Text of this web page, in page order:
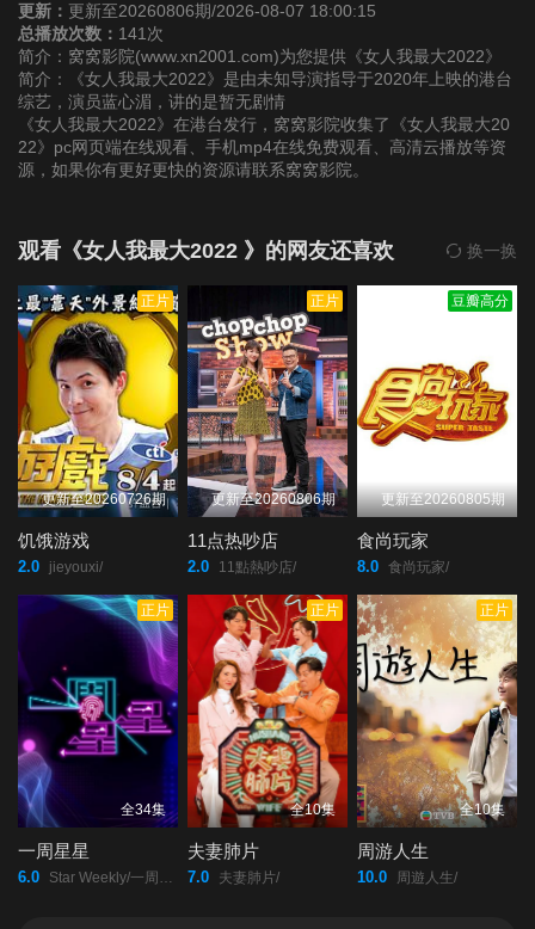
第20220120期 第20220121期 第20220124(微女人)
期
第20220124期 第20220125期 第20220126期
第20220207期 第20220208期 第20220209期
第20220210期 第20220211期 第20220214期
第20220215期 第20220216期 第20220217期
第20220218期 第20220220期 第20220221(微女人)
期
第20220221期 第20220222期 第20220223期
第20220224期 第20220225期 第20220228(微女人)
期
第20220228期 第20220301期 第20220302期
第20220303期 第20220304期 第20220307(微女人)
更新： 更新至20260806期/2026-08-07 18:00:15
总播放次数： 141次
简介：窝窝影院(www.xn2001.com)为您提供《女人我最大2022》
简介：《女人我最大2022》是由未知导演指导于2020年上映的港台
综艺，演员蓝心湄，讲的是暂无剧情
《女人我最大2022》在港台发行，窝窝影院收集了《女人我最大20
22》pc网页端在线观看、手机mp4在线免费观看、高清云播放等资
源，如果你有更好更快的资源请联系窝窝影院。
观看《女人我最大2022 》的网友还喜欢 换一换
正片
更新至20260726期
饥饿游戏
2.0 jieyouxi/
正片
更新至20260806期
11点热吵店
2.0 11點熱吵店/
豆瓣高分
更新至20260805期
食尚玩家
8.0 食尚玩家/
正片
全34集
一周星星
6.0 Star Weekly/一周星星/
正片
全10集
夫妻肺片
7.0 夫妻肺片/
正片
全10集
周游人生
10.0 周遊人生/